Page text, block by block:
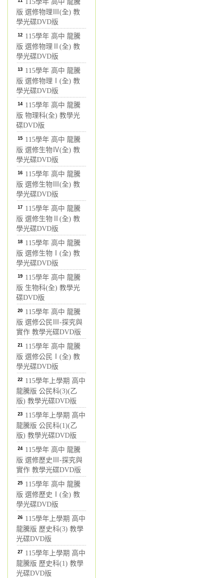
115學年 高中 龍騰
版 選修物理Ⅲ(全) 教
學光碟DVD版
12 115學年 高中 龍騰
版 選修物理Ⅱ(全) 教
學光碟DVD版
13 115學年 高中 龍騰
版 選修物理Ⅰ(全) 教
學光碟DVD版
14 115學年 高中 龍騰
版 物理科(全) 教學光
碟DVD版
15 115學年 高中 龍騰
版 選修生物Ⅳ(全) 教
學光碟DVD版
16 115學年 高中 龍騰
版 選修生物Ⅲ(全) 教
學光碟DVD版
17 115學年 高中 龍騰
版 選修生物Ⅱ(全) 教
學光碟DVD版
18 115學年 高中 龍騰
版 選修生物Ⅰ(全) 教
學光碟DVD版
19 115學年 高中 龍騰
版 生物科(全) 教學光
碟DVD版
20 115學年 高中 龍騰
版 選修公民Ⅲ-探究與
實作 教學光碟DVD版
21 115學年 高中 龍騰
版 選修公民Ⅰ(全) 教
學光碟DVD版
22 115學年上學期 高中
龍騰版 公民科(3)(乙
版) 教學光碟DVD版
23 115學年上學期 高中
龍騰版 公民科(1)(乙
版) 教學光碟DVD版
24 115學年 高中 龍騰
版 選修歷史Ⅲ-探究與
實作 教學光碟DVD版
25 115學年 高中 龍騰
版 選修歷史Ⅰ(全) 教
學光碟DVD版
26 115學年上學期 高中
龍騰版 歷史科(3) 教學
光碟DVD版
27 115學年上學期 高中
龍騰版 歷史科(1) 教學
光碟DVD版